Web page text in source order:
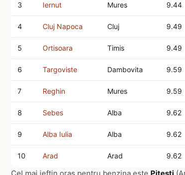
3 Iernut Mures 9.44
4 Cluj Napoca Cluj 9.49
5 Ortisoara Timis 9.49
6 Targoviste Dambovita 9.59
7 Reghin Mures 9.59
8 Sebes Alba 9.62
9 Alba Iulia Alba 9.62
10 Arad Arad 9.62